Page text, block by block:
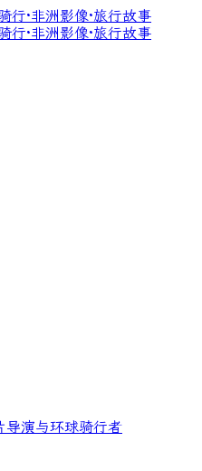
导演与环球骑行者